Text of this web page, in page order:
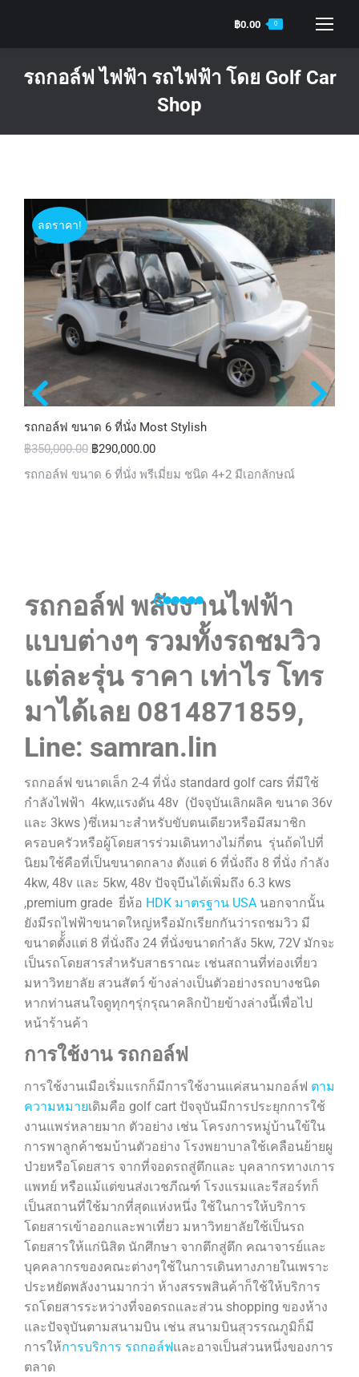
฿0.00 0
รถกอล์ฟ ไฟฟ้า รถไฟฟ้า โดย Golf Car
Shop
ลดราคา!
รถกอล์ฟ ขนาด 6 ที่นั่ง Most Stylish
฿350,000.00 ฿290,000.00
รถกอล์ฟ ขนาด 6 ที่นั่ง พรีเมี่ยม ชนิด 4+2 มีเอกลักษณ์
รถกอล์ฟ พลังงานไฟฟ้า
แบบต่างๆ รวมทั้งรถชมวิว
แต่ละรุ่น ราคา เท่าไร โทร
มาได้เลย 0814871859,
Line: samran.lin
รถกอล์ฟ ขนาดเล็ก 2-4 ที่นั่ง standard golf cars ที่มีใช้
กำลังไฟฟ้า 4kw,แรงดัน 48v (ปัจจุบันเลิกผลิค ขนาด 36v
และ 3kws )ซึ่เหมาะสำหรับขับตนเดียวหรือมีสมาชิก
ครอบครัวหรือผู้โดยสารร่วมเดินทางไม่กี่ตน รุ่นถ้ดไปที่
นิยมใช้คือที่เป็นขนาดกลาง ตังแต่ 6 ที่นั่งถึง 8 ที่นั่ง กำลัง
4kw, 48v และ 5kw, 48v ปัจจุบีนได้เพิ่มถึง 6.3 kws
,premium grade ยี่ห้อ HDK มาตรฐาน USA นอกจากนั้น
ยังมีรถไฟฟ้าขนาดใหญ่หรือมักเรียกกันว่ารถชมวิว มี
ขนาดตั้้งแต่ 8 ที่นั่งถึง 24 ที่นั่งขนาดกำลัง 5kw, 72V มักจะ
เป็นรถโดยสารสำหรับสาธราณะ เช่นสถานที่ท่องเที่ยว
มหาวิทยาลัย สวนสัตว์ ข้างล่างเป็นตัวอย่างรถบางชนิด
หากท่านสนใจดูทุกๆรุ่กรุณาคลิกป้ายข้างล่างนี้เพื่อไป
หน้าร้านค้า
การใช้งาน รถกอล์ฟ
การใช้งานเมือเริ่มแรกก็มีการใช้งานแค่สนามกอล์ฟ ตาม
ความหมายเดิมคือ golf cart ปัจจุบันมีการประยุกการใช้
งานแพร่หลายมาก ตัวอย่าง เช่น โครงการหมู่บ้านใข้ใน
การพาลูกค้าชมบ้านตัวอย่าง โรงพยาบาลใช้เคลือนย้ายผู
ป่วยหรือโดยสาร จากที่จอดรถสู่ตึกและ บุคลากรทางเการ
แพทย์ หรือแม้แต่ขนส่งเวชภีณฑ์ โรงแรมและรีสอร์ทก็
เป็นสถานที่ใช้มากที่สุดแห่งหนึ่ง ใช้ในการให้บริการ
โดยสารเข้าออกและพาเที่ยว มหาวิทยาลัยใช้เป็นรถ
โดยสารให้แก่นิสิต นักศึกษา จากตึกสู่ตึก คณาจารย์และ
บุคคลากรของคณะต่างๆใช้ในการเดินทางภายในเพราะ
ประหยัดพลังงานมากว่า ห้างสรรพสินค้าก็ใช้ให้บริการ
รถโดยสารระหว่างที่จอดรถและส่วน shopping ของห้าง
และปัจจุบันตามสนามบิน เช่น สนามบินสุวรรณภูมิก็มี
การให้การบริการ รถกอล์ฟและอาจเป็นส่วนหนึ่งของการ
ตลาด